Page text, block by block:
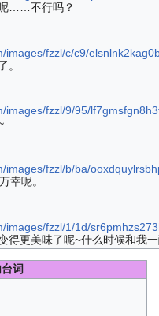
……不行吗？
images/fzzl/c/c9/
。
images/fzzl/9/95/
images/fzzl/b/ba/
幸呢。
images/fzzl/1/1d/
得更美味了呢~什么时候和我
词